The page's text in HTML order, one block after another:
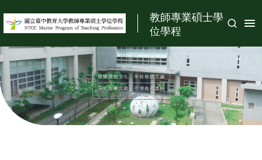
教師專業碩士學
位學程